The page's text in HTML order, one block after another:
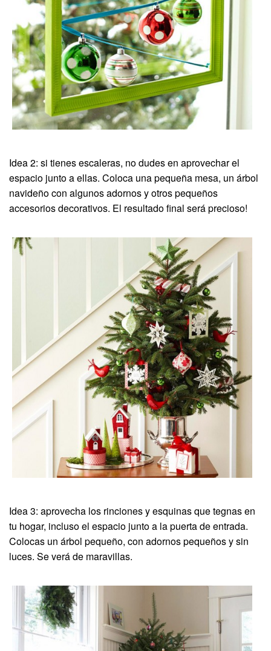
Idea 2: si tienes escaleras, no dudes en aprovechar el
espacio junto a ellas. Coloca una pequeña mesa, un árbol
navideño con algunos adornos y otros pequeños
accesorios decorativos. El resultado final será precioso!
Idea 3: aprovecha los rinciones y esquinas que tegnas en
tu hogar, incluso el espacio junto a la puerta de entrada.
Colocas un árbol pequeño, con adornos pequeños y sin
luces. Se verá de maravillas.